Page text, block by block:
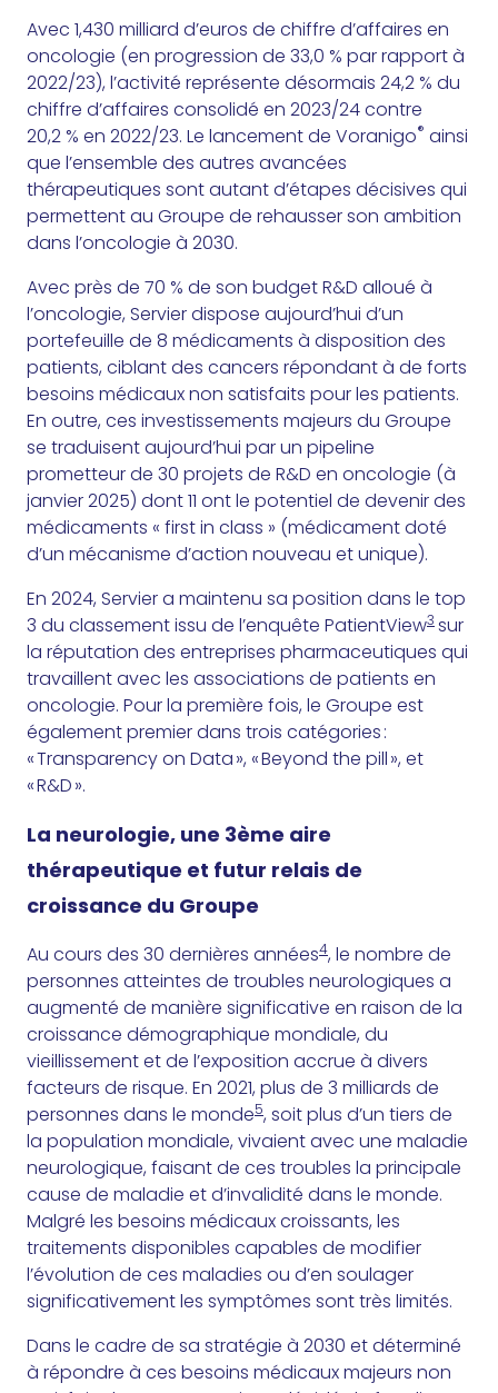
Avec 1,430 milliard d’euros de chiffre d’affaires en
oncologie (en progression de 33,0 % par rapport à
2022/23), l’activité représente désormais 24,2 % du
chiffre d’affaires consolidé en 2023/24 contre
20,2 % en 2022/23. Le lancement de Voranigo® ainsi
que l’ensemble des autres avancées
thérapeutiques sont autant d’étapes décisives qui
permettent au Groupe de rehausser son ambition
dans l’oncologie à 2030.
Avec près de 70 % de son budget R&D alloué à
l’oncologie, Servier dispose aujourd’hui d’un
portefeuille de 8 médicaments à disposition des
patients, ciblant des cancers répondant à de forts
besoins médicaux non satisfaits pour les patients.
En outre, ces investissements majeurs du Groupe
se traduisent aujourd’hui par un pipeline
prometteur de 30 projets de R&D en oncologie (à
janvier 2025) dont 11 ont le potentiel de devenir des
médicaments « first in class » (médicament doté
d’un mécanisme d’action nouveau et unique).
En 2024, Servier a maintenu sa position dans le top
3 du classement issu de l’enquête PatientView3 sur
la réputation des entreprises pharmaceutiques qui
travaillent avec les associations de patients en
oncologie. Pour la première fois, le Groupe est
également premier dans trois catégories :
« Transparency on Data », « Beyond the pill », et
« R&D ».
La neurologie, une 3ème aire
thérapeutique et futur relais de
croissance du Groupe
Au cours des 30 dernières années4, le nombre de
personnes atteintes de troubles neurologiques a
augmenté de manière significative en raison de la
croissance démographique mondiale, du
vieillissement et de l’exposition accrue à divers
facteurs de risque. En 2021, plus de 3 milliards de
personnes dans le monde5, soit plus d’un tiers de
la population mondiale, vivaient avec une maladie
neurologique, faisant de ces troubles la principale
cause de maladie et d’invalidité dans le monde.
Malgré les besoins médicaux croissants, les
traitements disponibles capables de modifier
l’évolution de ces maladies ou d’en soulager
significativement les symptômes sont très limités.
Dans le cadre de sa stratégie à 2030 et déterminé
à répondre à ces besoins médicaux majeurs non